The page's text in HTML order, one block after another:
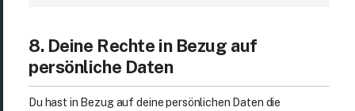
8. Deine Rechte in Bezug auf
persönliche Daten
Du hast in Bezug auf deine persönlichen Daten die